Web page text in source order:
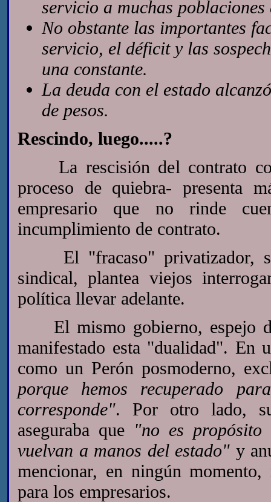
servicio a muchas poblaciones
No obstante las importantes
servicio, el déficit y las
una constante.
La deuda con el estado
de pesos.
Rescindo, luego.....?
La rescisión del contrato
proceso de quiebra- presenta
empresario que no rinde
incumplimiento de contrato.
El "fracaso" privatizador,
sindical, plantea viejos
política llevar adelante.
El mismo gobierno, espejo
manifestado esta "dualidad". En
como un Perón posmoderno,
porque hemos recuperado
corresponde". Por otro lado,
aseguraba que "no es propósito
vuelvan a manos del estado" y
mencionar, en ningún
para los empresarios.